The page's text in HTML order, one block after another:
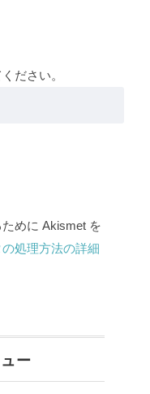
ださい。
めに Akismet を
処理方法の詳細
ー